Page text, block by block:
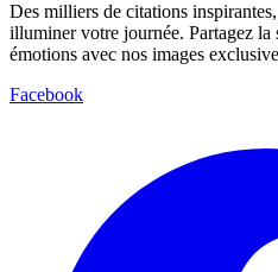
Des milliers de citations
illuminer votre journée. Partagez la
émotions avec nos images
Facebook